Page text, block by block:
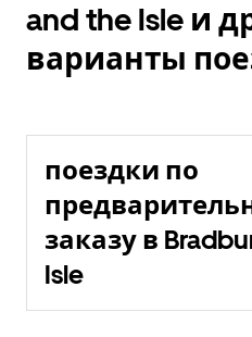
and the Isle и
варианты
поездки по
заказу в
Isle